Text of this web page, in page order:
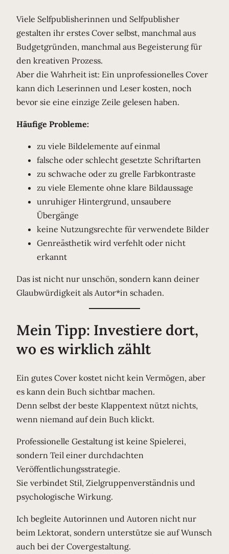
Viele Selfpublisherinnen und Selfpublisher
gestalten ihr erstes Cover selbst, manchmal aus
Budgetgründen, manchmal aus Begeisterung für
den kreativen Prozess.
Aber die Wahrheit ist: Ein unprofessionelles Cover
kann dich Leserinnen und Leser kosten, noch
bevor sie eine einzige Zeile gelesen haben.
Häufige Probleme:
zu viele Bildelemente auf einmal
falsche oder schlecht gesetzte Schriftarten
zu schwache oder zu grelle Farbkontraste
zu viele Elemente ohne klare Bildaussage
unruhiger Hintergrund, unsaubere
Übergänge
keine Nutzungsrechte für verwendete Bilder
Genreästhetik wird verfehlt oder nicht
erkannt
Das ist nicht nur unschön, sondern kann deiner
Glaubwürdigkeit als Autor*in schaden.
Mein Tipp: Investiere dort,
wo es wirklich zählt
Ein gutes Cover kostet nicht kein Vermögen, aber
es kann dein Buch sichtbar machen.
Denn selbst der beste Klappentext nützt nichts,
wenn niemand auf dein Buch klickt.
Professionelle Gestaltung ist keine Spielerei,
sondern Teil einer durchdachten
Veröffentlichungsstrategie.
Sie verbindet Stil, Zielgruppenverständnis und
psychologische Wirkung.
Ich begleite Autorinnen und Autoren nicht nur
beim Lektorat, sondern unterstütze sie auf Wunsch
auch bei der Covergestaltung.